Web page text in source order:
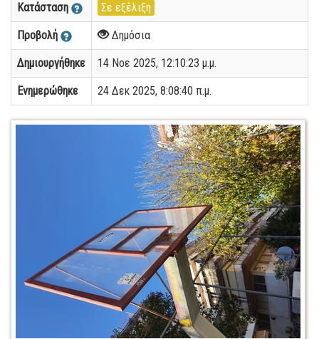
Κατάσταση Σε εξέλιξη
Προβολή Δημόσια
Δημιουργήθηκε 14 Νοε 2025, 12:10:23 μ.μ.
Ενημερώθηκε 24 Δεκ 2025, 8:08:40 π.μ.